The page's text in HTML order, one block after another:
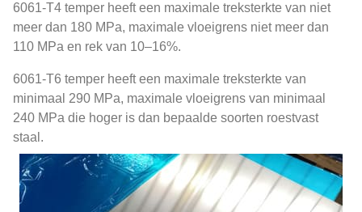
6061-T4 temper heeft een maximale treksterkte van niet
meer dan 180 MPa, maximale vloeigrens niet meer dan
110 MPa en rek van 10–16%.
6061-T6 temper heeft een maximale treksterkte van
minimaal 290 MPa, maximale vloeigrens van minimaal
240 MPa die hoger is dan bepaalde soorten roestvast
staal.